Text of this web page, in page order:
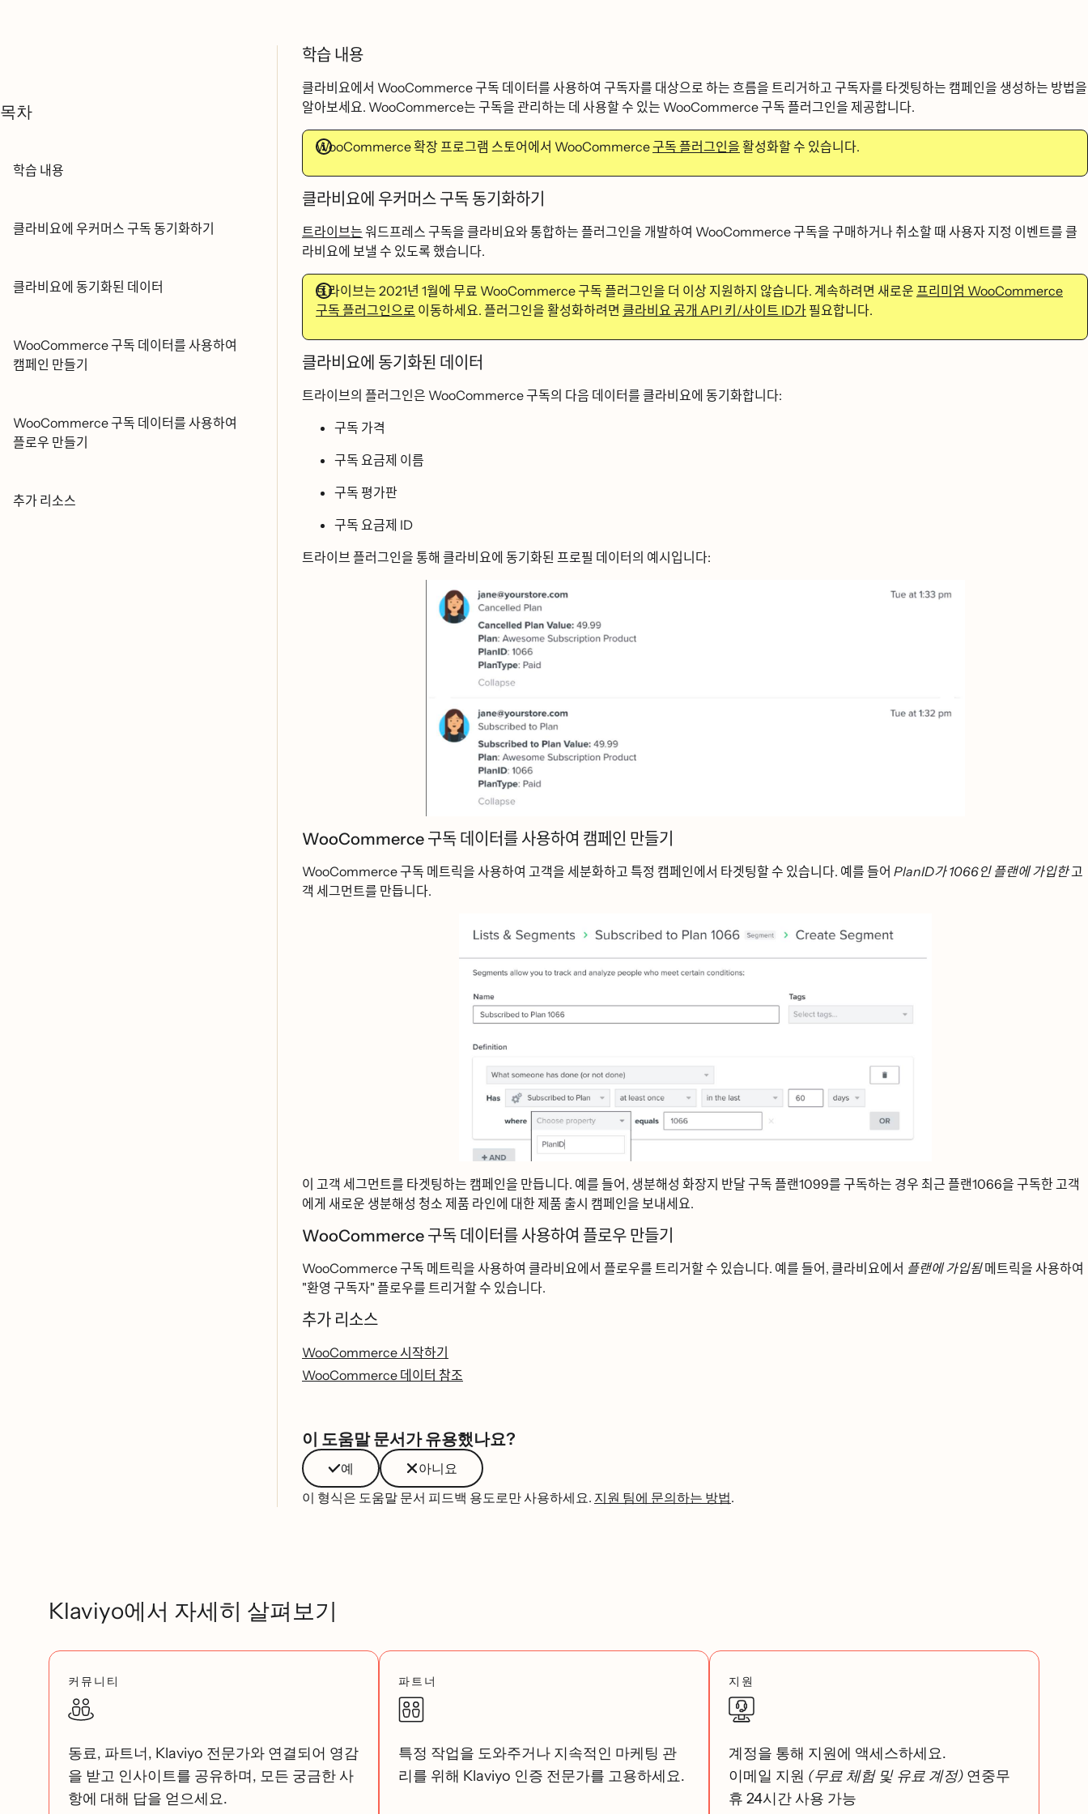
목차
학습 내용
클라비요에 우커머스 구독 동기화하기
클라비요에 동기화된 데이터
WooCommerce 구독 데이터를 사용하여
캠페인 만들기
WooCommerce 구독 데이터를 사용하여
플로우 만들기
추가 리소스
학습 내용
클라비요에서 WooCommerce 구독 데이터를 사용하여 구독자를 대상으로 하는 흐름을 트리거하고 구독자를 타겟팅하는 캠페인을 생성하는 방법을
알아보세요. WooCommerce는 구독을 관리하는 데 사용할 수 있는 WooCommerce 구독 플러그인을 제공합니다.
WooCommerce 확장 프로그램 스토어에서 WooCommerce구독 플러그인을 활성화할 수 있습니다.
클라비요에 우커머스 구독 동기화하기
트라이브는 워드프레스 구독을 클라비요와 통합하는 플러그인을 개발하여 WooCommerce 구독을 구매하거나 취소할 때 사용자 지정 이벤트를 클
라비요에 보낼 수 있도록 했습니다.
트라이브는 2021년 1월에 무료 WooCommerce 구독 플러그인을 더 이상 지원하지 않습니다. 계속하려면 새로운 프리미엄 WooCommerce
구독 플러그인으로 이동하세요. 플러그인을 활성화하려면 클라비요 공개 API 키/사이트 ID가 필요합니다.
클라비요에 동기화된 데이터
트라이브의 플러그인은 WooCommerce 구독의 다음 데이터를 클라비요에 동기화합니다:
구독 가격
구독 요금제 이름
구독 평가판
구독 요금제 ID
트라이브 플러그인을 통해 클라비요에 동기화된 프로필 데이터의 예시입니다:
WooCommerce 구독 데이터를 사용하여 캠페인 만들기
WooCommerce 구독 메트릭을 사용하여 고객을 세분화하고 특정 캠페인에서 타겟팅할 수 있습니다. 예를 들어 PlanID가 1066인 플랜에 가입한고
객 세그먼트를 만듭니다.
이 고객 세그먼트를 타겟팅하는 캠페인을 만듭니다. 예를 들어, 생분해성 화장지 반달 구독 플랜1099를 구독하는 경우 최근 플랜1066을 구독한 고객
에게 새로운 생분해성 청소 제품 라인에 대한 제품 출시 캠페인을 보내세요.
WooCommerce 구독 데이터를 사용하여 플로우 만들기
WooCommerce 구독 메트릭을 사용하여 클라비요에서 플로우를 트리거할 수 있습니다. 예를 들어, 클라비요에서 플랜에 가입됨메트릭을 사용하여
"환영 구독자" 플로우를 트리거할 수 있습니다.
추가 리소스
WooCommerce 시작하기
WooCommerce 데이터 참조
이 도움말 문서가 유용했나요?
예
아니요
이 형식은 도움말 문서 피드백 용도로만 사용하세요. 지원 팀에 문의하는 방법.
Klaviyo에서 자세히 살펴보기
커뮤니티
동료, 파트너, Klaviyo 전문가와 연결되어 영감
을 받고 인사이트를 공유하며, 모든 궁금한 사
항에 대해 답을 얻으세요.
파트너
특정 작업을 도와주거나 지속적인 마케팅 관
리를 위해 Klaviyo 인증 전문가를 고용하세요.
지원
계정을 통해 지원에 액세스하세요.
이메일 지원 (무료 체험 및 유료 계정) 연중무
휴 24시간 사용 가능